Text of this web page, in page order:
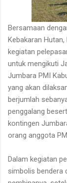
Bersamaan
Kebakaran
kegiatan
untuk mengikuti
Jumbara PMI
yang akan
berjumlah
penggalang
kontingen
orang anggota
Dalam kegiatan
simbolis bendera